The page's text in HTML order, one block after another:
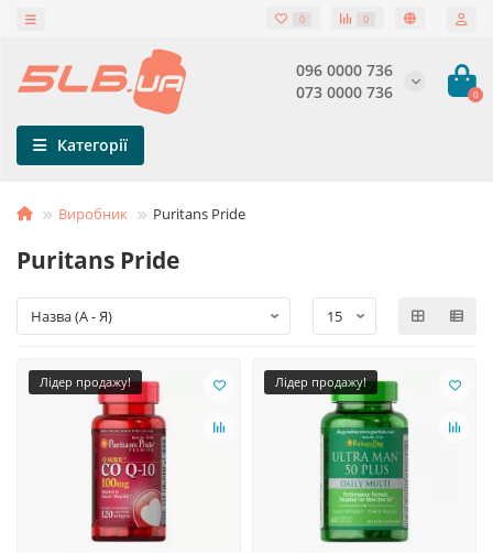
0 0
096 0000 736
073 0000 736
0
Категорії
Виробник Puritans Pride
Puritans Pride
Лідер продажу! Лідер продажу!